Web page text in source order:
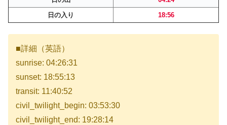
日の入り
18:56
■詳細（英語）
sunrise: 04:26:31
sunset: 18:55:13
transit: 11:40:52
civil_twilight_begin: 03:53:30
civil_twilight_end: 19:28:14